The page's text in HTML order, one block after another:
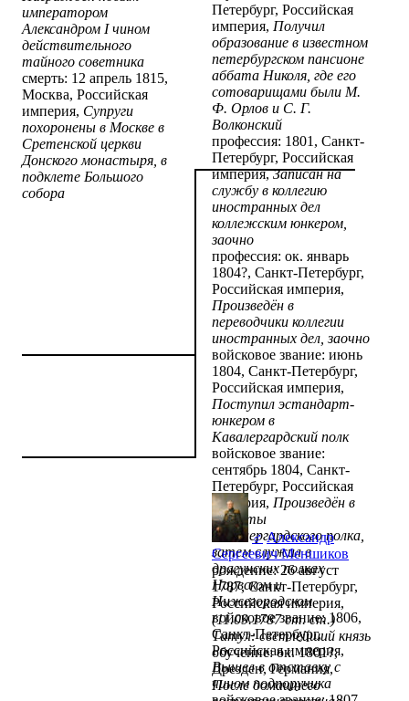
императором
Александром I чином
действительного
тайного советника
смерть: 12 апрель 1815,
Москва, Российская
империя, Супруги
похоронены в Москве в
Сретенской церкви
Донского монастыря, в
подклете Большого
собора
Петербург, Российская
империя, Получил
образование в известном
петербургском пансионе
аббата Николя, где его
сотоварищами были М.
Ф. Орлов и С. Г.
Волконский
профессия: 1801, Санкт-
Петербург, Российская
империя,Записан на
службу в коллегию
иностранных дел
коллежским юнкером,
заочно
профессия: ок. январь
1804?, Санкт-Петербург,
Российская империя,
Произведён в
переводчики коллегии
иностранных дел, заочно
войсковое звание: июнь
1804, Санкт-Петербург,
Российская империя,
Поступил эстандарт-
юнкером в
Кавалергардский полк
войсковое звание:
сентябрь 1804, Санкт-
Петербург, Российская
империя, Произведён в
корнеты
Кавалергардского полка,
затем служил в
драгунских полках
Нарвском и
Нижегородском
войсковое звание: 1806,
Санкт-Петербург,
Российская империя,
Вышел в отставку с
чином подпоручика
♂ Александр
Сергеевич Меншиков
рождение: 26 август
1787, Санкт-Петербург,
Российская империя,
(11.09.1787 ст. ст.)
Титул: светлейший князь
обучение: ок. 1801?,
Дрезден, Германия,
После домашнего